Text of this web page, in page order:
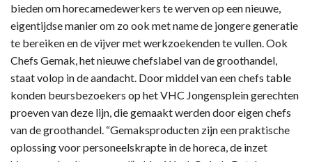
bieden om horecamedewerkers te werven op een nieuwe,
eigentijdse manier om zo ook met name de jongere generatie
te bereiken en de vijver met werkzoekenden te vullen. Ook
Chefs Gemak, het nieuwe chefslabel van de groothandel,
staat volop in de aandacht. Door middel van een chefs table
konden beursbezoekers op het VHC Jongensplein gerechten
proeven van deze lijn, die gemaakt werden door eigen chefs
van de groothandel. “Gemaksproducten zijn een praktische
oplossing voor personeelskrapte in de horeca, de inzet